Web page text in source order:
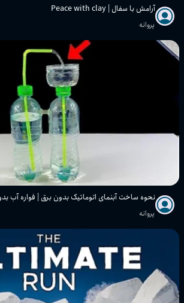
آرامش با سفال | Peace with clay
پروانه
نحوه ساخت آبنمای اتوماتیک بدون برق | فواره آب
پروانه